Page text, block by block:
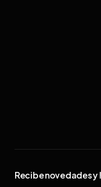
Recibe novedades